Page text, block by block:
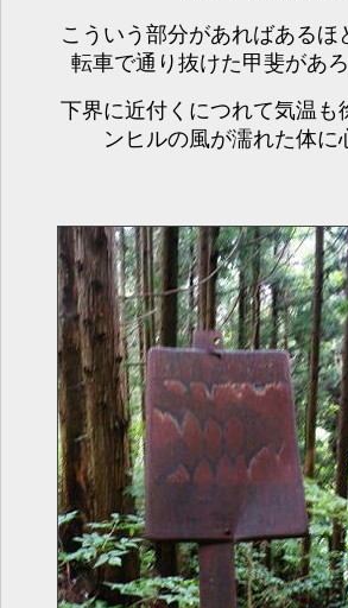
こういう部分があればあるほ
転車で通り抜けた甲斐があ
下界に近付くにつれて気温も
ンヒルの風が濡れた体に